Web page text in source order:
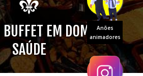
Anões
animadores
BUFFET EM DOMICÍLIO
SAÚDE